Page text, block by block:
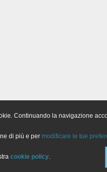
Continuando la navigazione
di più e per modificare le tue
cookie policy.